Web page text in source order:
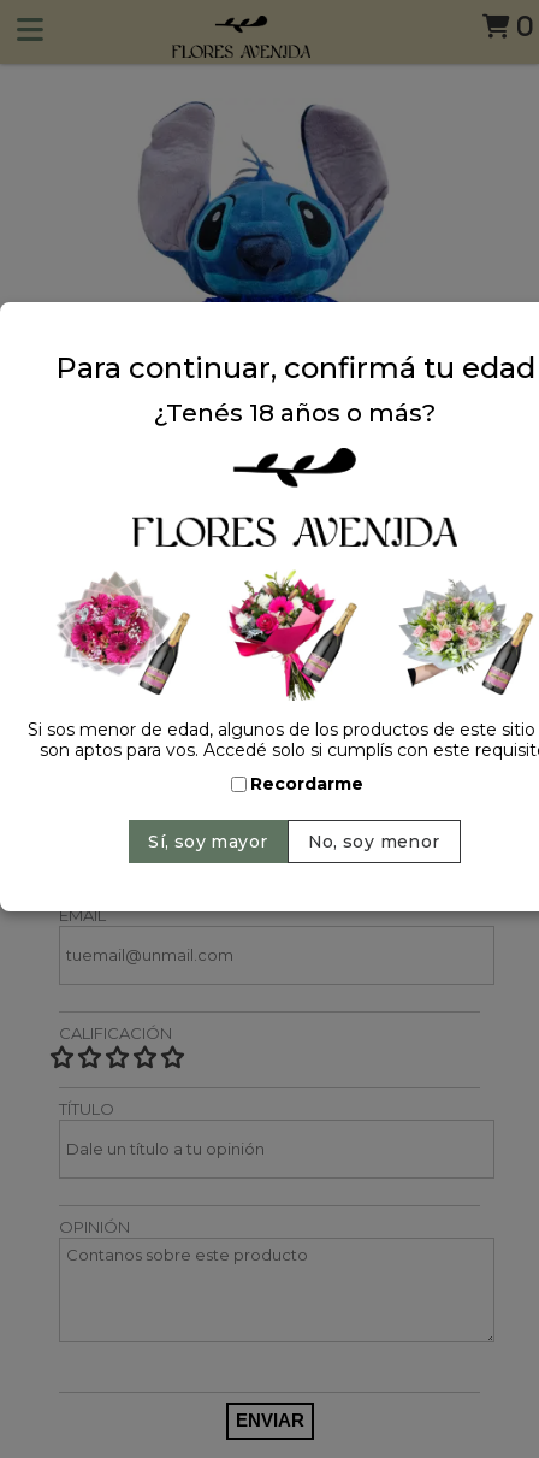
0
1 opinión +
Dejá tu opinión
EMAIL
CALIFICACIÓN
TÍTULO
OPINIÓN
Para continuar, confirmá tu edad
¿Tenés 18 años o más?
Si sos menor de edad, algunos de los productos de este
son aptos para vos. Accedé solo si cumplís con este
Recordarme